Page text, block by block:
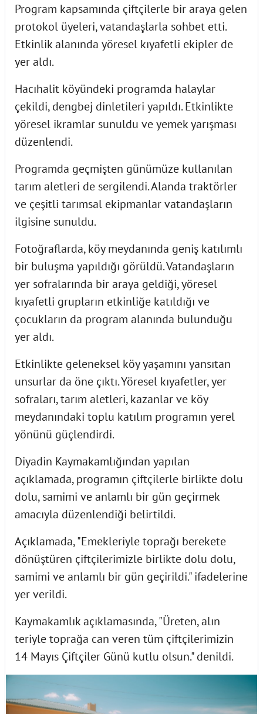
Program kapsamında çiftçilerle bir araya gelen
protokol üyeleri, vatandaşlarla sohbet etti.
Etkinlik alanında yöresel kıyafetli ekipler de
yer aldı.
Hacıhalit köyündeki programda halaylar
çekildi, dengbej dinletileri yapıldı. Etkinlikte
yöresel ikramlar sunuldu ve yemek yarışması
düzenlendi.
Programda geçmişten günümüze kullanılan
tarım aletleri de sergilendi. Alanda traktörler
ve çeşitli tarımsal ekipmanlar vatandaşların
ilgisine sunuldu.
Fotoğraflarda, köy meydanında geniş katılımlı
bir buluşma yapıldığı görüldü. Vatandaşların
yer sofralarında bir araya geldiği, yöresel
kıyafetli grupların etkinliğe katıldığı ve
çocukların da program alanında bulunduğu
yer aldı.
Etkinlikte geleneksel köy yaşamını yansıtan
unsurlar da öne çıktı. Yöresel kıyafetler, yer
sofraları, tarım aletleri, kazanlar ve köy
meydanındaki toplu katılım programın yerel
yönünü güçlendirdi.
Diyadin Kaymakamlığından yapılan
açıklamada, programın çiftçilerle birlikte dolu
dolu, samimi ve anlamlı bir gün geçirmek
amacıyla düzenlendiği belirtildi.
Açıklamada, "Emekleriyle toprağı berekete
dönüştüren çiftçilerimizle birlikte dolu dolu,
samimi ve anlamlı bir gün geçirildi." ifadelerine
yer verildi.
Kaymakamlık açıklamasında, "Üreten, alın
teriyle toprağa can veren tüm çiftçilerimizin
14 Mayıs Çiftçiler Günü kutlu olsun." denildi.